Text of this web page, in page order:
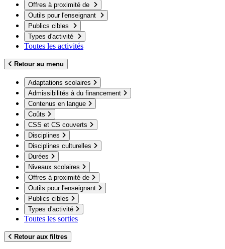
Offres à proximité de
Outils pour l'enseignant
Publics cibles
Types d'activité
Toutes les activités
Retour au menu
Adaptations scolaires
Admissibilités à du financement
Contenus en langue
Coûts
CSS et CS couverts
Disciplines
Disciplines culturelles
Durées
Niveaux scolaires
Offres à proximité de
Outils pour l'enseignant
Publics cibles
Types d'activité
Toutes les sorties
Retour aux filtres